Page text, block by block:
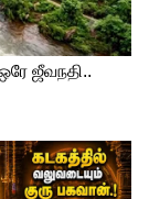
எந்த